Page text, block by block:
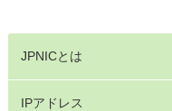
JPNICとは
IPアドレス